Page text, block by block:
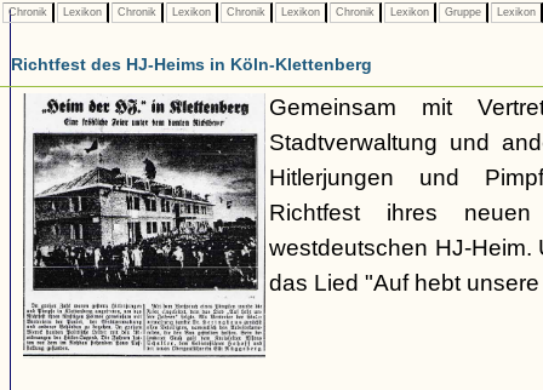
Chronik Lexikon Chronik Lexikon Chronik Lexikon Chronik Lexikon Gruppe Lexikon
Richtfest des HJ-Heims in Köln-Klettenberg
Gemeinsam mit
Stadtverwaltung und
Hitlerjungen und
Richtfest ihres
westdeutschen HJ-Heim.
das Lied "Auf hebt